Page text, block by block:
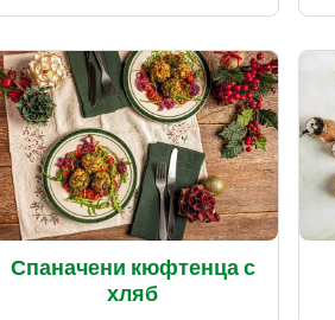
Спаначени кюфтенца с
хляб